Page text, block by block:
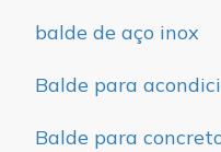
balde de aço inox
Balde para
Balde para